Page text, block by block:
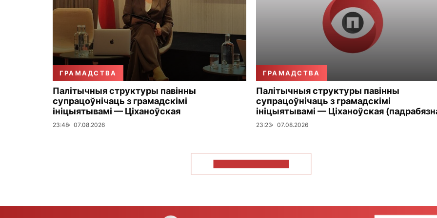
ГРАМАДСТВА
Палітычныя структуры павінны
супрацоўнічаць з грамадскімі
ініцыятывамі — Ціханоўская
23:48 07.08.2026
ГРАМАДСТВА
Палітычныя структуры павінны
супрацоўнічаць з грамадскімі
ініцыятывамі — Ціханоўская
23:23 07.08.2026